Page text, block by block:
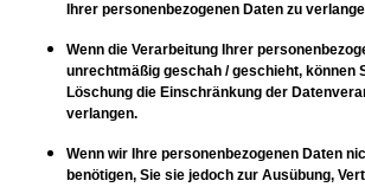
Ihrer personenbezogenen Daten zu
Wenn die Verarbeitung Ihrer
unrechtmäßig geschah / geschieht, können
Löschung die Einschränkung der
verlangen.
Wenn wir Ihre personenbezogenen Daten
benötigen, Sie sie jedoch zur Ausübung,